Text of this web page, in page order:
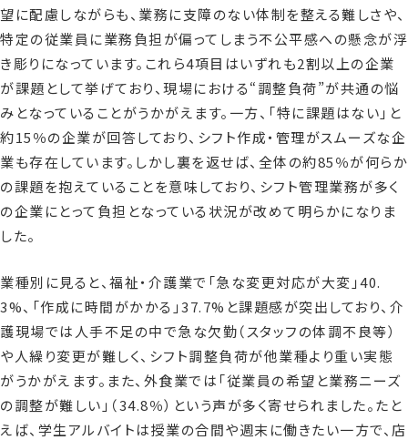
望に配慮しながらも、業務に支障のない体制を整える難しさや、
特定の従業員に業務負担が偏ってしまう不公平感への懸念が浮
き彫りになっています。これら4項目はいずれも2割以上の企業
が課題として挙げており、現場における“調整負荷”が共通の悩
みとなっていることがうかがえます。一方、「特に課題はない」と
約15％の企業が回答しており、シフト作成・管理がスムーズな企
業も存在しています。しかし裏を返せば、全体の約85％が何らか
の課題を抱えていることを意味しており、シフト管理業務が多く
の企業にとって負担となっている状況が改めて明らかになりま
した。
業種別に見ると、福祉・介護業で「急な変更対応が大変」40.
3%、「作成に時間がかかる」37.7%と課題感が突出しており、介
護現場では人手不足の中で急な欠勤（スタッフの体調不良等）
や人繰り変更が難しく、シフト調整負荷が他業種より重い実態
がうかがえます。また、外食業では「従業員の希望と業務ニーズ
の調整が難しい」（34.8％）という声が多く寄せられました。たと
えば、学生アルバイトは授業の合間や週末に働きたい一方で、店